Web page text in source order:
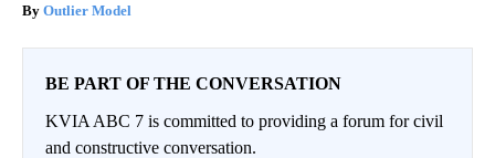
Outlier Model
BE PART OF THE CONVERSATION
KVIA ABC 7 is committed to providing a forum for civil
and constructive conversation.